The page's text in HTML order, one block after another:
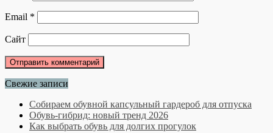
Email *
Сайт
Свежие записи
Собираем обувной капсульный гардероб для отпуска
Обувь-гибрид: новый тренд 2026
Как выбрать обувь для долгих прогулок